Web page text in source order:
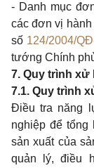
- Danh mục
các đơn vị hành
số 124/2004/
tướng Chính
7. Quy trình xử
7.1. Quy trình
Điều tra năng
nghiệp để
sản xuất của
quản lý, điều